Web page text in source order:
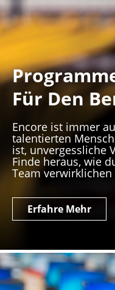
Für Den
Encore ist immer
talentierten
ist, unvergessliche
Finde heraus, wie
Team verwirklichen
Erfahre Mehr